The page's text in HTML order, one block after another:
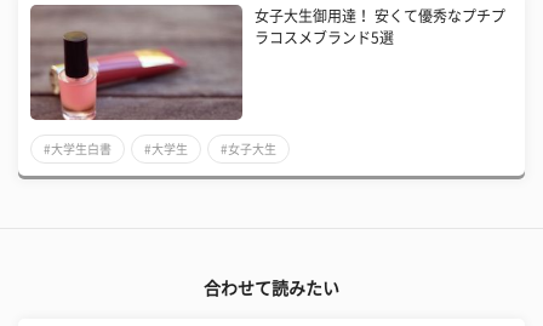
女子大生御用達！ 安くて優秀なプチプ
ラコスメブランド5選
#大学生白書 #大学生 #女子大生
合わせて読みたい